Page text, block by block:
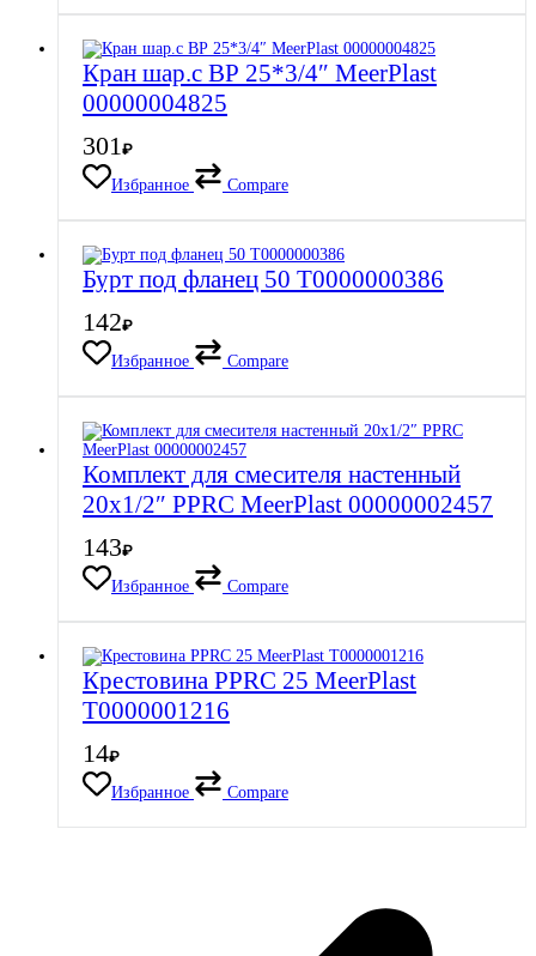
Кран шар.с ВР 25*3/4″ MeerPlast
00000004825
301₽
Избранное
Compare
Бурт под фланец 50 Т0000000386
142₽
Избранное
Compare
Комплект для смесителя настенный
20х1/2″ PPRC MeerPlast 00000002457
143₽
Избранное
Compare
Крестовина PPRC 25 MeerPlast
Т0000001216
14₽
Избранное
Compare